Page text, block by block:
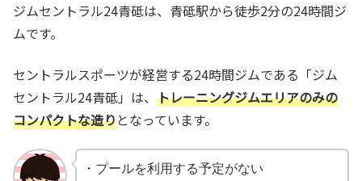
ジムセントラル24青砥は、青砥駅から徒歩2分の24時間ジ
ムです。
セントラルスポーツが経営する24時間ジムである「ジム
セントラル24青砥」は、 トレーニングジムエリアのみの
コンパクトな造りとなっています。
・プールを利用する予定がない